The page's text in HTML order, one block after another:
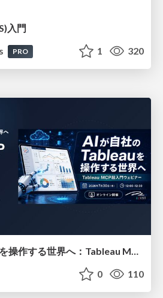
⼊⾨
PRO 1 320
AIが自社のTableauを操作する世界へ：Tableau MCP超入門
0 110